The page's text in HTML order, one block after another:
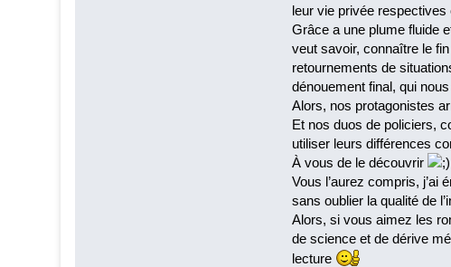
leur vie privée respectives
Grâce a une plume fluide
veut savoir, connaître le
retournements de
dénouement final, qui
Alors, nos protagonistes
Et nos duos de policiers,
utiliser leurs différences
À vous de le découvrir
Vous l’aurez compris,
sans oublier la qualité de
Alors, si vous aimez les
de science et de dérive
lecture